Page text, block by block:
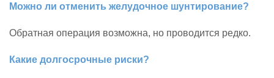
Можно ли отменить желудочное шунтирование?
Обратная операция возможна, но проводится редко.
Какие долгосрочные риски?